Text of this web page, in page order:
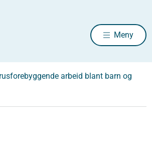
Meny
arbeid blant barn og